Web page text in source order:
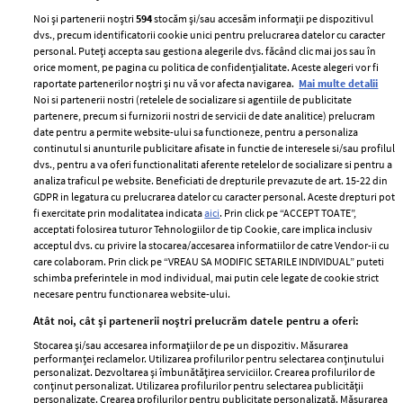
ELLE Style Awards
2024
Despre ELLE
Romania
Contact
Abonamente
Termeni si conditii
Politica de
confidențialitate
Politica de cookies
Publicitate
GSP
Unica
Baby
femei
Viva
Avantaje
Noi și partenerii noștri594stocăm și/sau accesăm informații pe dispozitivul
dvs., precum identificatorii cookie unici pentru prelucrarea datelor cu caracter
personal. Puteți accepta sau gestiona alegerile dvs. făcând clic mai jos sau în
orice moment, pe pagina cu politica de confidențialitate. Aceste alegeri vor fi
raportate partenerilor noștri și nu vă vor afecta navigarea. Mai multe detalii
Noi si partenerii nostri (retelele de socializare si agentiile de publicitate
partenere, precum si furnizorii nostri de servicii de date analitice) prelucram
date pentru a permite website-ului sa functioneze, pentru a personaliza
continutul si anunturile publicitare afisate in functie de interesele si/sau profilul
dvs., pentru a va oferi functionalitati aferente retelelor de socializare si pentru a
analiza traficul pe website. Beneficiati de drepturile prevazute de art. 15-22 din
GDPR in legatura cu prelucrarea datelor cu caracter personal. Aceste drepturi pot
fi exercitate prin modalitatea indicataaici. Prin click pe “ACCEPT TOATE”,
acceptati folosirea tuturor Tehnologiilor de tip Cookie, care implica inclusiv
acceptul dvs. cu privire la stocarea/accesarea informatiilor de catre Vendor-ii cu
care colaboram. Prin click pe “VREAU SA MODIFIC SETARILE INDIVIDUAL” puteti
schimba preferintele in mod individual, mai putin cele legate de cookie strict
necesare pentru functionarea website-ului.
Atât noi, cât și partenerii noștri prelucrăm datele pentru a oferi:
Stocarea și/sau accesarea informațiilor de pe un dispozitiv. Măsurarea
performanței reclamelor. Utilizarea profilurilor pentru selectarea conținutului
personalizat. Dezvoltarea și îmbunătățirea serviciilor. Crearea profilurilor de
conținut personalizat. Utilizarea profilurilor pentru selectarea publicității
personalizate. Crearea profilurilor pentru publicitate personalizată. Măsurarea